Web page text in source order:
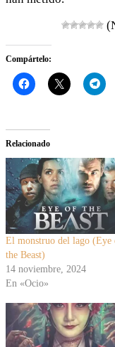
Compártelo:
Relacionado
El monstruo del lago (Eye
the Beast)
14 noviembre, 2024
En «Ocio»